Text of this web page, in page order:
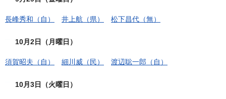
長峰秀和（自） 井上航（県） 松下昌代（無）
10月2日（月曜日）
須賀昭夫（自） 細川威（民） 渡辺聡一郎（自）
10月3日（火曜日）